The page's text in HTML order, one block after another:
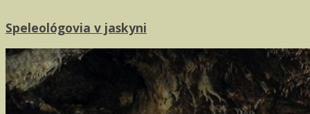
Speleológovia v jaskyni